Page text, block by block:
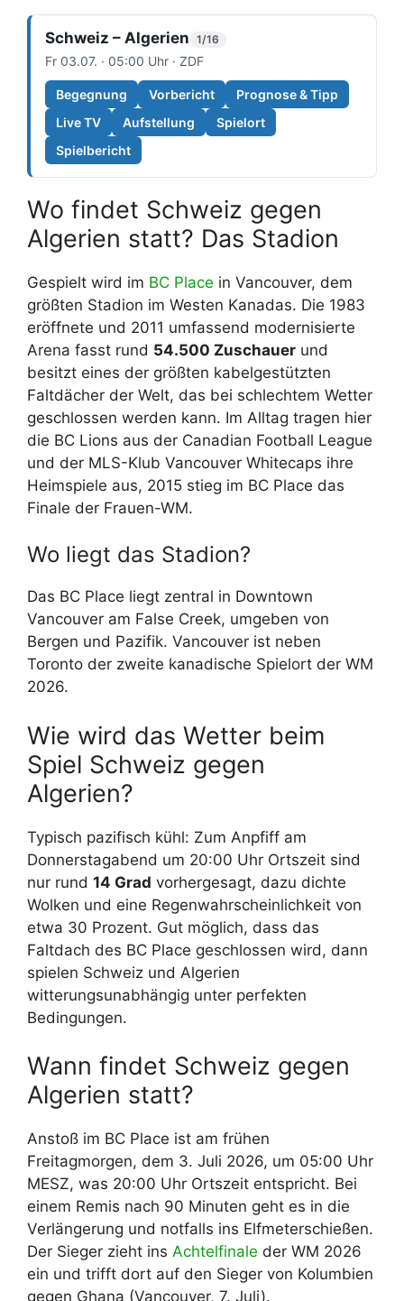
Schweiz – Algerien 1/16
Fr 03.07. · 05:00 Uhr · ZDF
Begegnung Vorbericht
Prognose & Tipp
Live TV
Aufstellung
Spielort
Spielbericht
Wo findet Schweiz gegen
Algerien statt? Das Stadion
Gespielt wird im BC Place in Vancouver, dem
größten Stadion im Westen Kanadas. Die 1983
eröffnete und 2011 umfassend modernisierte
Arena fasst rund 54.500 Zuschauer und
besitzt eines der größten kabelgestützten
Faltdächer der Welt, das bei schlechtem Wetter
geschlossen werden kann. Im Alltag tragen hier
die BC Lions aus der Canadian Football League
und der MLS-Klub Vancouver Whitecaps ihre
Heimspiele aus, 2015 stieg im BC Place das
Finale der Frauen-WM.
Wo liegt das Stadion?
Das BC Place liegt zentral in Downtown
Vancouver am False Creek, umgeben von
Bergen und Pazifik. Vancouver ist neben
Toronto der zweite kanadische Spielort der WM
2026.
Wie wird das Wetter beim
Spiel Schweiz gegen
Algerien?
Typisch pazifisch kühl: Zum Anpfiff am
Donnerstagabend um 20:00 Uhr Ortszeit sind
nur rund 14 Grad vorhergesagt, dazu dichte
Wolken und eine Regenwahrscheinlichkeit von
etwa 30 Prozent. Gut möglich, dass das
Faltdach des BC Place geschlossen wird, dann
spielen Schweiz und Algerien
witterungsunabhängig unter perfekten
Bedingungen.
Wann findet Schweiz gegen
Algerien statt?
Anstoß im BC Place ist am frühen
Freitagmorgen, dem 3. Juli 2026, um 05:00 Uhr
MESZ, was 20:00 Uhr Ortszeit entspricht. Bei
einem Remis nach 90 Minuten geht es in die
Verlängerung und notfalls ins Elfmeterschießen.
Der Sieger zieht ins Achtelfinale der WM 2026
ein und trifft dort auf den Sieger von Kolumbien
gegen Ghana (Vancouver, 7. Juli).